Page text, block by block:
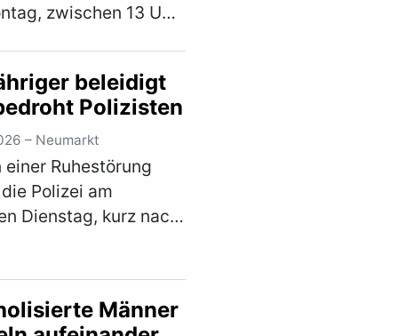
zwischen 13 Uhr
und verursachte
in Höhe
5.000 €. Der…
beleidigt
Polizisten
– Neumarkt
einer Ruhestörung
Polizei am
Dienstag, kurz nach
Bewohner zeigte sich
Männer